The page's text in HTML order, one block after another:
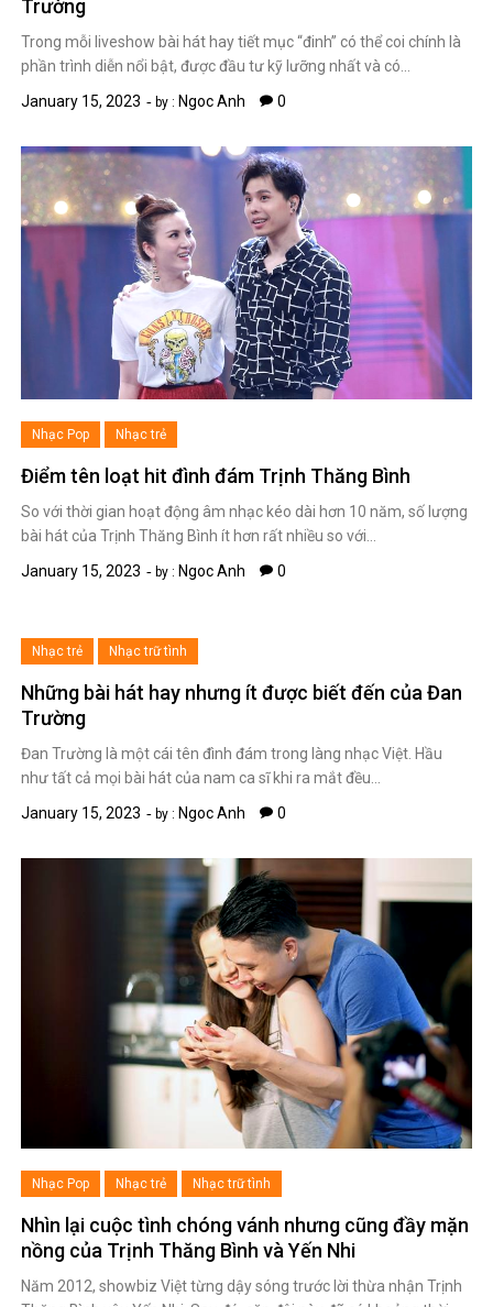
Trường
Trong mỗi liveshow bài hát hay tiết mục “đinh” có thể coi chính là
phần trình diễn nổi bật, được đầu tư kỹ lưỡng nhất và có…
January 15, 2023
by : Ngoc Anh 0
Nhạc Pop Nhạc trẻ
Điểm tên loạt hit đình đám Trịnh Thăng Bình
So với thời gian hoạt động âm nhạc kéo dài hơn 10 năm, số lượng
bài hát của Trịnh Thăng Bình ít hơn rất nhiều so với…
January 15, 2023
by : Ngoc Anh 0
Nhạc trẻ Nhạc trữ tình
Những bài hát hay nhưng ít được biết đến của Đan
Trường
Đan Trường là một cái tên đình đám trong làng nhạc Việt. Hầu
như tất cả mọi bài hát của nam ca sĩ khi ra mắt đều…
January 15, 2023
by : Ngoc Anh 0
Nhạc Pop Nhạc trẻ Nhạc trữ tình
Nhìn lại cuộc tình chóng vánh nhưng cũng đầy mặn
nồng của Trịnh Thăng Bình và Yến Nhi
Năm 2012, showbiz Việt từng dậy sóng trước lời thừa nhận Trịnh